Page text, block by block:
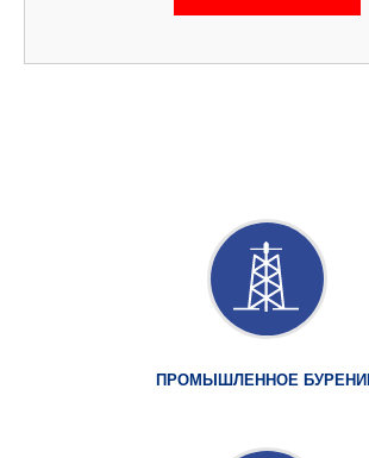
ПРОМЫШЛЕННОЕ